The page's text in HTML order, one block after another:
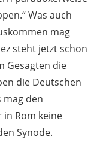
Was auch
mag
steht jetzt schon
Gesagten die
die Deutschen
mag den
in Rom keine
Synode.